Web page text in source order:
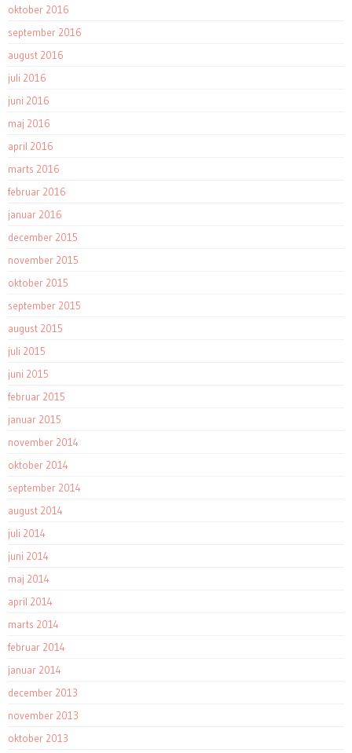
oktober 2016
september 2016
august 2016
juli 2016
juni 2016
maj 2016
april 2016
marts 2016
februar 2016
januar 2016
december 2015
november 2015
oktober 2015
september 2015
august 2015
juli 2015
juni 2015
februar 2015
januar 2015
november 2014
oktober 2014
september 2014
august 2014
juli 2014
juni 2014
maj 2014
april 2014
marts 2014
februar 2014
januar 2014
december 2013
november 2013
oktober 2013